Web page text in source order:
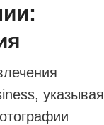
указывая